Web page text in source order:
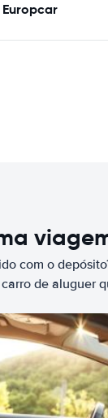
Europcar
com o
de aluguer